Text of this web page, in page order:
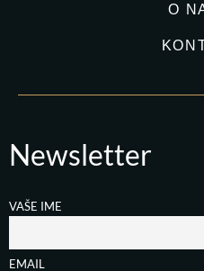
O
Newsletter
VAŠE IME
EMAIL